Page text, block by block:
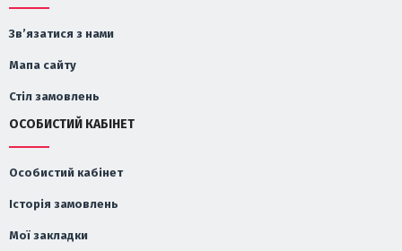
Зв’язатися з нами
Мапа сайту
Стіл замовлень
ОСОБИСТИЙ КАБІНЕТ
Особистий кабінет
Історія замовлень
Мої закладки